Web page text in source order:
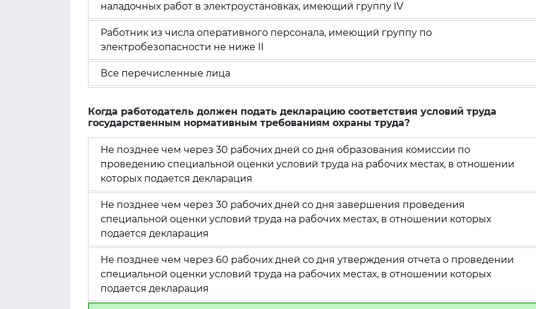
наладочных работ в электроустановках, имеющий группу IV
Работник из числа оперативного персонала, имеющий группу по
электробезопасности не ниже II
Все перечисленные лица
Когда работодатель должен подать декларацию соответствия условий труда
государственным нормативным требованиям охраны труда?
Не позднее чем через 30 рабочих дней со дня образования комиссии по
проведению специальной оценки условий труда на рабочих местах, в отношении
которых подается декларация
Не позднее чем через 30 рабочих дней со дня завершения проведения
специальной оценки условий труда на рабочих местах, в отношении которых
подается декларация
Не позднее чем через 60 рабочих дней со дня утверждения отчета о проведении
специальной оценки условий труда на рабочих местах, в отношении которых
подается декларация